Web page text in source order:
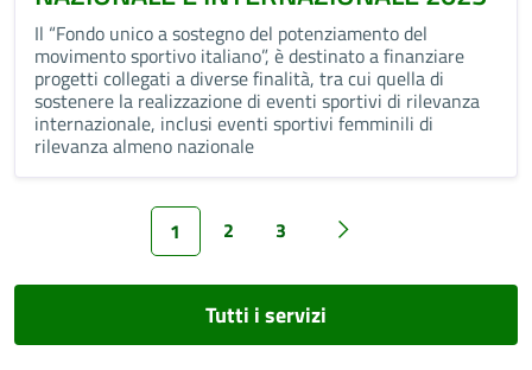
Il “Fondo unico a sostegno del potenziamento del
movimento sportivo italiano”, è destinato a finanziare
progetti collegati a diverse finalità, tra cui quella di
sostenere la realizzazione di eventi sportivi di rilevanza
internazionale, inclusi eventi sportivi femminili di
rilevanza almeno nazionale
1 2 3
Tutti i servizi